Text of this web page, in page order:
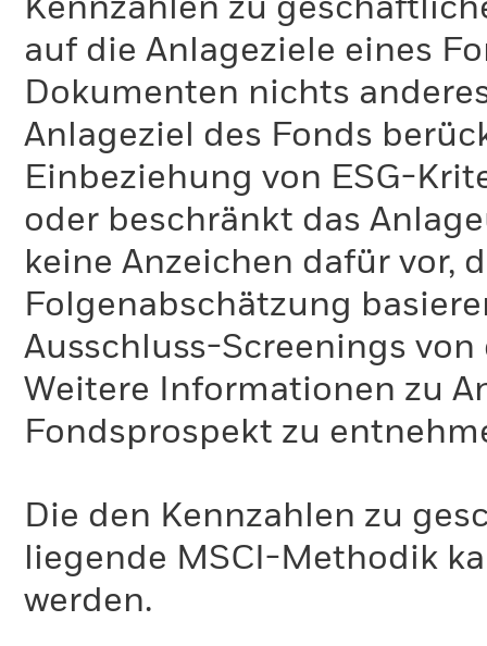
Kennzahlen zu
auf die Anlageziele eines
Dokumenten nichts
Anlageziel des Fonds
Einbeziehung von ESG-
oder beschränkt das
keine Anzeichen dafür vor,
Folgenabschätzung
Ausschluss-Screenings
Weitere Informationen zu
Fondsprospekt zu
Die den Kennzahlen zu
liegende MSCI-Methodik
werden.